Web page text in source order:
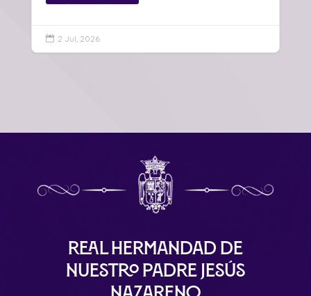
 2 Jul, 2026
Real Hermandad de
Nuestro Padre Jesús
Nazareno